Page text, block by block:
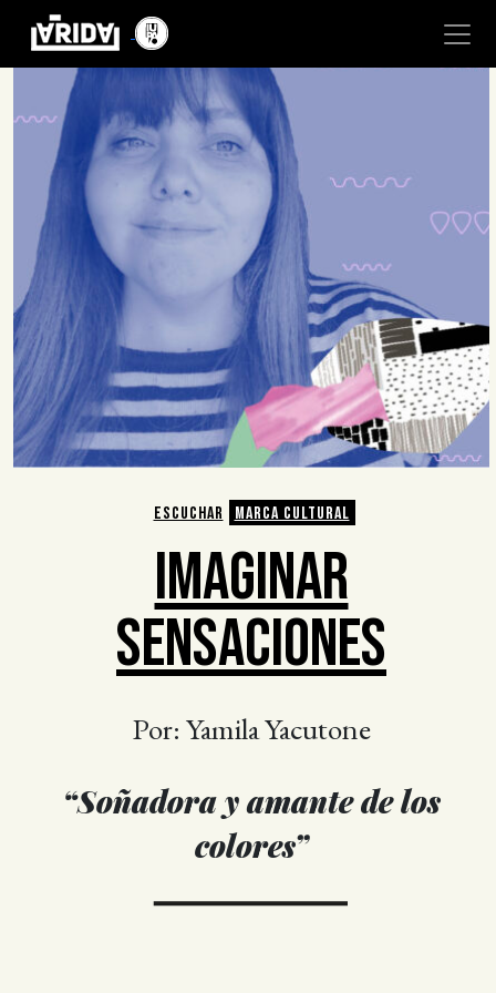
ESCUCHAR MARCA CULTURAL
IMAGINAR
SENSACIONES
Por: Yamila Yacutone
“Soñadora y amante de los
colores”